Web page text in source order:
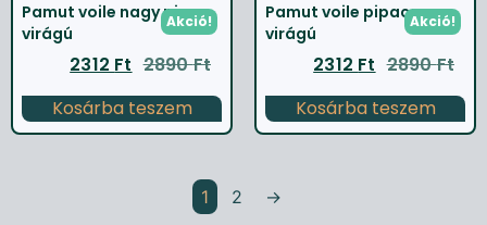
Akció!
Pamut voile nagy piros
virágú
2890Ft
2312 Ft
Kosárba teszem
Akció!
Pamut voile pipacs
virágú
2890Ft
2312 Ft
Kosárba teszem
1 2 →